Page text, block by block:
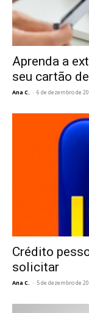
Aprenda a
seu cartão
Ana C. - 6 de dezembro de
Crédito
solicitar
Ana C. - 5 de dezembro de